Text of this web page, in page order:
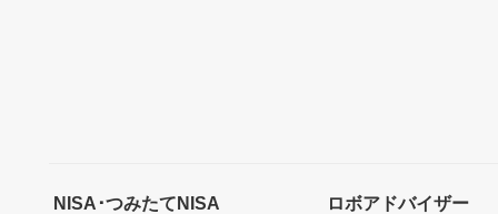
NISA･つみたてNISA ロボアドバイザー